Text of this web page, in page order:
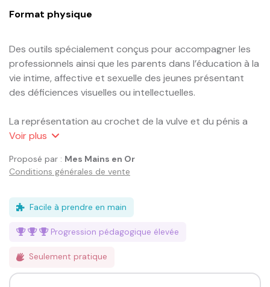
Format physique
Des outils spécialement conçus pour accompagner les
professionnels ainsi que les parents dans l’éducation à la
vie intime, affective et sexuelle des jeunes présentant
des déficiences visuelles ou intellectuelles.
La représentation au crochet de la vulve et du pénis a
pour objectif de sensibiliser les plus jeunes au respect et
également la notion de consentement.
besoins particuliers de ces jeunes afin de les
de leur vie affective et sexuelle.
Objectifs :
• Accompagner les professionnels et les parents.
Voirplus
Proposé par : Mes Mains en Or
Conditions générales de vente
Facile à prendre en main
Progression pédagogique élevée
Seulement pratique